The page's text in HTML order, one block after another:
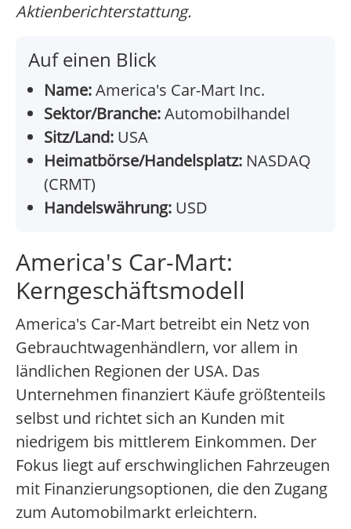
Aktienberichterstattung.
Auf einen Blick
Name:America's Car-Mart Inc.
Sektor/Branche:Automobilhandel
Sitz/Land: USA
Heimatbörse/Handelsplatz: NASDAQ
(CRMT)
Handelswährung: USD
America's Car-Mart:
Kerngeschäftsmodell
America's Car-Mart betreibt ein Netz von
Gebrauchtwagenhändlern, vor allem in
ländlichen Regionen der USA. Das
Unternehmen finanziert Käufe größtenteils
selbst und richtet sich an Kunden mit
niedrigem bis mittlerem Einkommen. Der
Fokus liegt auf erschwinglichen Fahrzeugen
mit Finanzierungsoptionen, die den Zugang
zum Automobilmarkt erleichtern.